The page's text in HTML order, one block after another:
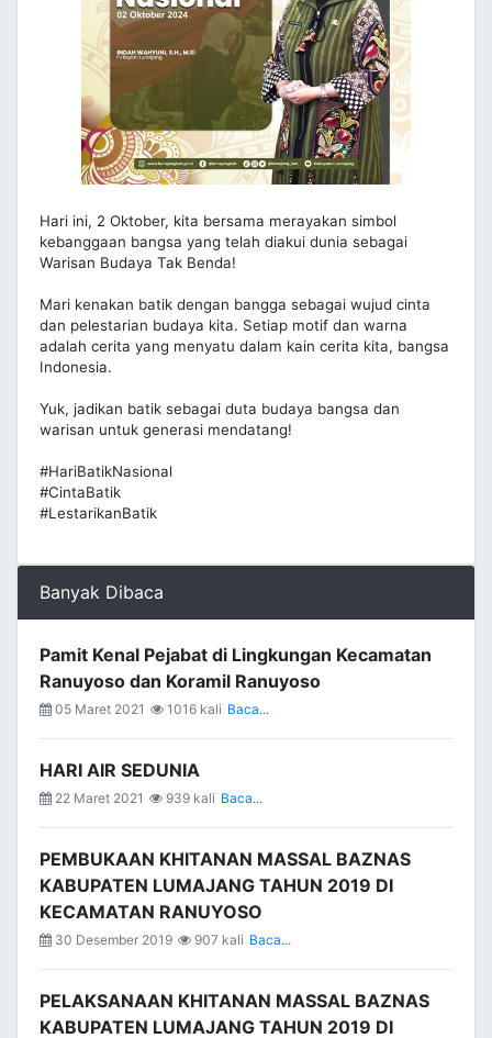
Hari ini, 2 Oktober, kita bersama merayakan simbol
kebanggaan bangsa yang telah diakui dunia sebagai
Warisan Budaya Tak Benda!
Mari kenakan batik dengan bangga sebagai wujud cinta
dan pelestarian budaya kita. Setiap motif dan warna
adalah cerita yang menyatu dalam kain cerita kita, bangsa
Indonesia.
Yuk, jadikan batik sebagai duta budaya bangsa dan
warisan untuk generasi mendatang!
#HariBatikNasional
#CintaBatik
#LestarikanBatik
Banyak Dibaca
Pamit Kenal Pejabat di Lingkungan Kecamatan
Ranuyoso dan Koramil Ranuyoso
05 Maret 2021 1016 kali Baca...
HARI AIR SEDUNIA
22 Maret 2021 939 kali Baca...
PEMBUKAAN KHITANAN MASSAL BAZNAS
KABUPATEN LUMAJANG TAHUN 2019 DI
KECAMATAN RANUYOSO
30 Desember 2019 907 kali Baca...
PELAKSANAAN KHITANAN MASSAL BAZNAS
KABUPATEN LUMAJANG TAHUN 2019 DI